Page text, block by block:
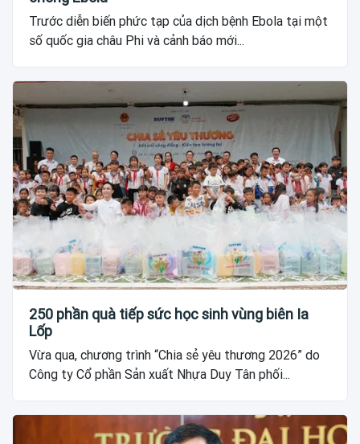
Trước diễn biến phức tạp của dịch bệnh Ebola tại một
số quốc gia châu Phi và cảnh báo mới...
250 phần quà tiếp sức học sinh vùng biên Ia
Lốp
Vừa qua, chương trình “Chia sẻ yêu thương 2026” do
Công ty Cổ phần Sản xuất Nhựa Duy Tân phối...